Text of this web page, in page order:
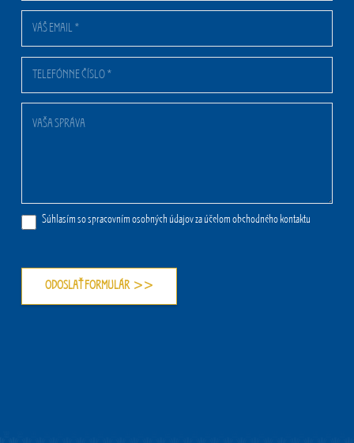
Súhlasím so spracovním osobných údajov za účelom obchodného kontaktu